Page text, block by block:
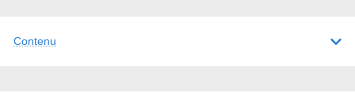
Contenu